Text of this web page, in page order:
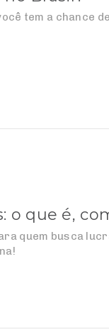
tem a chance
que é,
quem busca